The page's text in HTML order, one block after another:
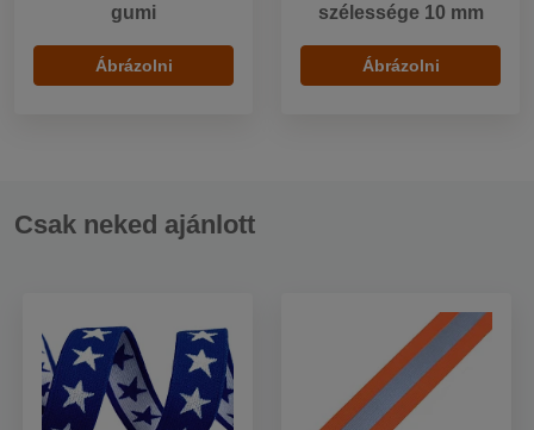
gumi
Ábrázolni
szélessége 10 mm
Ábrázolni
Csak neked ajánlott